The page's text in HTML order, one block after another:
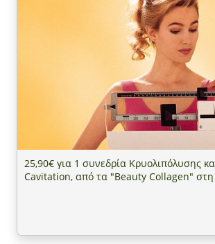
25,90€ για 1 συνεδρία Κρυολιπόλυσης
Cavitation, από τα "Beauty Collagen"